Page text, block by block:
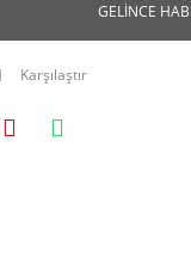
GELİNCE
Karşılaştır